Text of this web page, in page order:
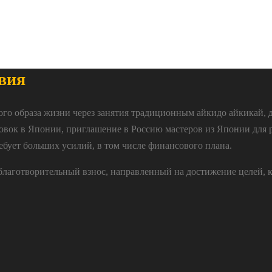
образа жизни через занятия традиционным айкидо
в Японии, приглашение в Россию мастеров из Японии
больших усилий, в том числе финансового плана.
взнос, направленный на достижение